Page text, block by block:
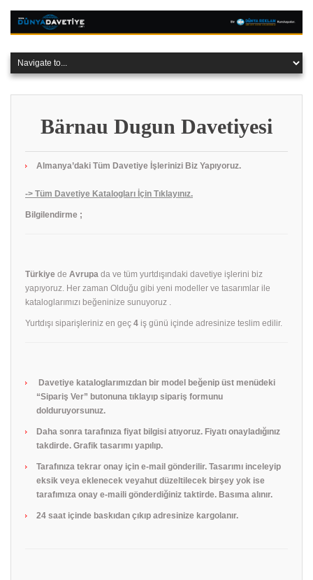
Bärnau Dugun Davetiyesi
Almanya’daki Tüm Davetiye İşlerinizi Biz Yapıyoruz.
-> Tüm Davetiye Katalogları İçin Tıklayınız.
Bilgilendirme ;
Türkiye de Avrupa da ve tüm yurtdışındaki davetiye işlerini biz
yapıyoruz. Her zaman Olduğu gibi yeni modeller ve tasarımlar ile
kataloglarımızı beğeninize sunuyoruz .
Yurtdışı siparişleriniz en geç 4 iş günü içinde adresinize teslim edilir.
Davetiye kataloglarımızdan bir model beğenip üst menüdeki
“Sipariş Ver” butonuna tıklayıp sipariş formunu
dolduruyorsunuz.
Daha sonra tarafınıza fiyat bilgisi atıyoruz. Fiyatı onayladığınız
takdirde. Grafik tasarımı yapılıp.
Tarafınıza tekrar onay için e-mail gönderilir. Tasarımı inceleyip
eksik veya eklenecek veyahut düzeltilecek birşey yok ise
tarafımıza onay e-maili gönderdiğiniz taktirde. Basıma alınır.
24 saat içinde baskıdan çıkıp adresinize kargolanır.